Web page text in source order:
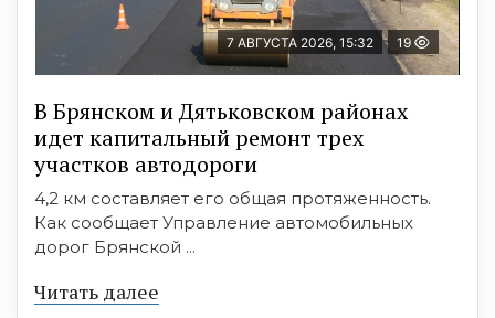
7 АВГУСТА 2026, 15:32 19
В Брянском и Дятьковском районах
идет капитальный ремонт трех
участков автодороги
4,2 км составляет его общая протяженность.
Как сообщает Управление автомобильных
дорог Брянской ...
Читать далее